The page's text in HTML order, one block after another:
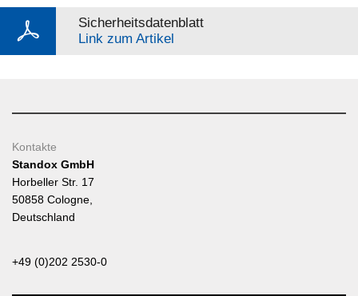
Sicherheitsdatenblatt
Link zum Artikel
Kontakte
Standox GmbH
Horbeller Str. 17
50858 Cologne,
Deutschland
+49 (0)202 2530-0